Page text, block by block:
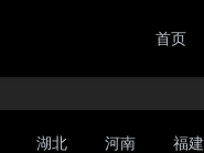
首页
湖北 河南 福建